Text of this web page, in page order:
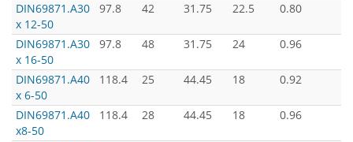
DIN69871.А30
х 12-50
97.8 42 31.75 22.5 0.80
DIN69871.А30
х 16-50
97.8 48 31.75 24 0.96
DIN69871.А40
х 6-50
118.4 25 44.45 18 0.92
DIN69871.А40
х8-50
118.4 28 44.45 18 0.96